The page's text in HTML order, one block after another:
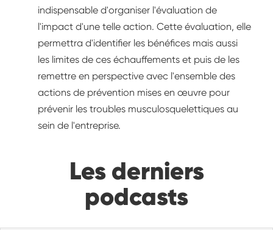
indispensable d'organiser l'évaluation de
l'impact d'une telle action. Cette évaluation, elle
permettra d'identifier les bénéfices mais aussi
les limites de ces échauffements et puis de les
remettre en perspective avec l'ensemble des
actions de prévention mises en œuvre pour
prévenir les troubles musculosquelettiques au
sein de l'entreprise.
Les derniers
podcasts